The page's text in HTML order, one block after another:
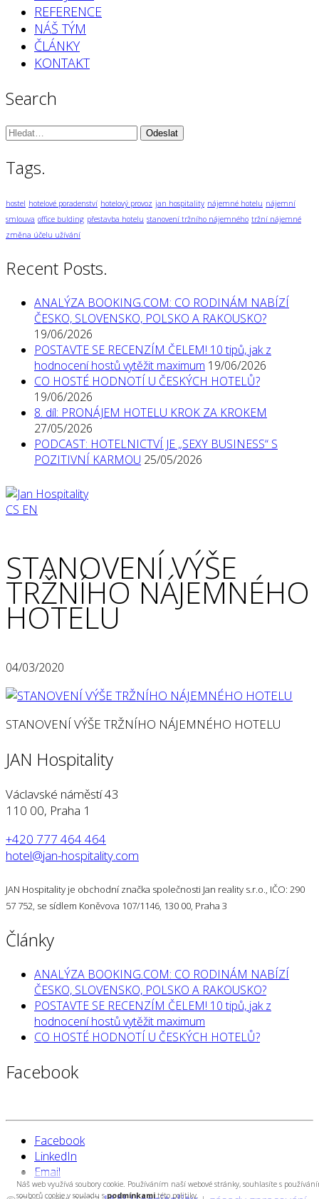
Náš web využívá soubory cookie. Používáním naší webové stránky, souhlasíte s
souborů cookie v souladu spodmínkamitéto politiky.
REFERENCE
NÁŠ TÝM
ČLÁNKY
KONTAKT
Search
Vyhledávání:
Tags.
hostel hotelové poradenství hotelový provoz jan hospitality nájemné hotelu nájemní
smlouva office bulding přestavba hotelu stanovení tržního nájemného tržní nájemné
změna účelu užívání
Recent Posts.
ANALÝZA BOOKING.COM: CO RODINÁM NABÍZÍ
ČESKO, SLOVENSKO, POLSKO A RAKOUSKO?
19/06/2026
POSTAVTE SE RECENZÍM ČELEM! 10 tipů, jak z
hodnocení hostů vytěžit maximum 19/06/2026
CO HOSTÉ HODNOTÍ U ČESKÝCH HOTELŮ?
19/06/2026
8. díl: PRONÁJEM HOTELU KROK ZA KROKEM
27/05/2026
PODCAST: HOTELNICTVÍ JE „SEXY BUSINESS“ S
POZITIVNÍ KARMOU 25/05/2026
CS EN
STANOVENÍ VÝŠE
TRŽNÍHO NÁJEMNÉHO
HOTELU
04/03/2020
STANOVENÍ VÝŠE TRŽNÍHO NÁJEMNÉHO HOTELU
JAN Hospitality
Václavské náměstí 43
110 00, Praha 1
+420 777 464 464
hotel@jan-hospitality.com
JAN Hospitality je obchodní značka společnosti Jan reality s.r.o., IČO: 290
57 752, se sídlem Koněvova 107/1146, 130 00, Praha 3
Články
ANALÝZA BOOKING.COM: CO RODINÁM NABÍZÍ
ČESKO, SLOVENSKO, POLSKO A RAKOUSKO?
POSTAVTE SE RECENZÍM ČELEM! 10 tipů, jak z
hodnocení hostů vytěžit maximum
CO HOSTÉ HODNOTÍ U ČESKÝCH HOTELŮ?
Facebook
Facebook
LinkedIn
Email